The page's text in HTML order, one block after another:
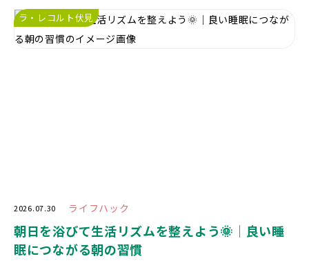
ラ・レコルト伏見
2026.07.30 ライフハック
朝日を浴びて生活リズムを整えよう🌞｜良い睡
眠につながる朝の習慣